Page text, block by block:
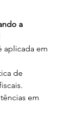
a
aplicada em
de
em